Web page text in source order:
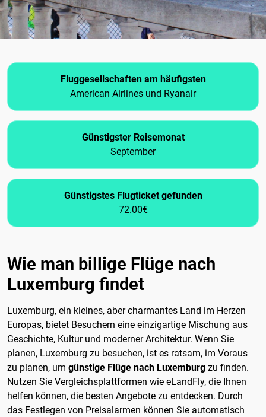
Fluggesellschaften am häufigsten
American Airlines und Ryanair
Günstigster Reisemonat
September
Günstigstes Flugticket gefunden
72.00€
Wie man billige Flüge nach
Luxemburg findet
Luxemburg, ein kleines, aber charmantes Land im Herzen
Europas, bietet Besuchern eine einzigartige Mischung aus
Geschichte, Kultur und moderner Architektur. Wenn Sie
planen, Luxemburg zu besuchen, ist es ratsam, im Voraus
zu planen, um günstige Flüge nach Luxemburg zu finden.
Nutzen Sie Vergleichsplattformen wie eLandFly, die Ihnen
helfen können, die besten Angebote zu entdecken. Durch
das Festlegen von Preisalarmen können Sie automatisch